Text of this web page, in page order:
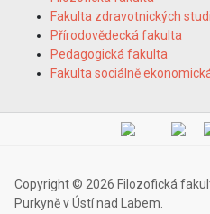
Fakulta zdravotnických
Přírodovědecká fakulta
Pedagogická fakulta
Fakulta sociálně
Copyright © 2026 Filozofická
Purkyně v Ústí nad Labem.